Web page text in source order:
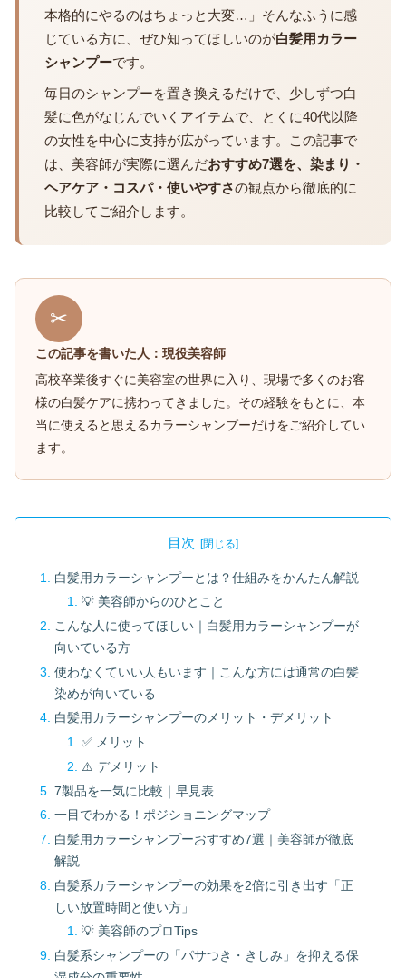
本格的にやるのはちょっと大変…」そんなふうに感
じている方に、ぜひ知ってほしいのが白髪用カラー
シャンプーです。
毎日のシャンプーを置き換えるだけで、少しずつ白
髪に色がなじんでいくアイテムで、とくに40代以降
の女性を中心に支持が広がっています。この記事で
は、美容師が実際に選んだおすすめ7選を、染まり・
ヘアケア・コスパ・使いやすさの観点から徹底的に
比較してご紹介します。
✂
この記事を書いた人：現役美容師
高校卒業後すぐに美容室の世界に入り、現場で多くのお客
様の白髪ケアに携わってきました。その経験をもとに、本
当に使えると思えるカラーシャンプーだけをご紹介してい
ます。
目次
白髪用カラーシャンプーとは？仕組みをかんたん解説
💡 美容師からのひとこと
こんな人に使ってほしい｜白髪用カラーシャンプーが
向いている方
使わなくていい人もいます｜こんな方には通常の白髪
染めが向いている
白髪用カラーシャンプーのメリット・デメリット
✅ メリット
⚠️ デメリット
7製品を一気に比較｜早見表
一目でわかる！ポジショニングマップ
白髪用カラーシャンプーおすすめ7選｜美容師が徹底
解説
白髪系カラーシャンプーの効果を2倍に引き出す「正
しい放置時間と使い方」
💡 美容師のプロTips
白髪系シャンプーの「パサつき・きしみ」を抑える保